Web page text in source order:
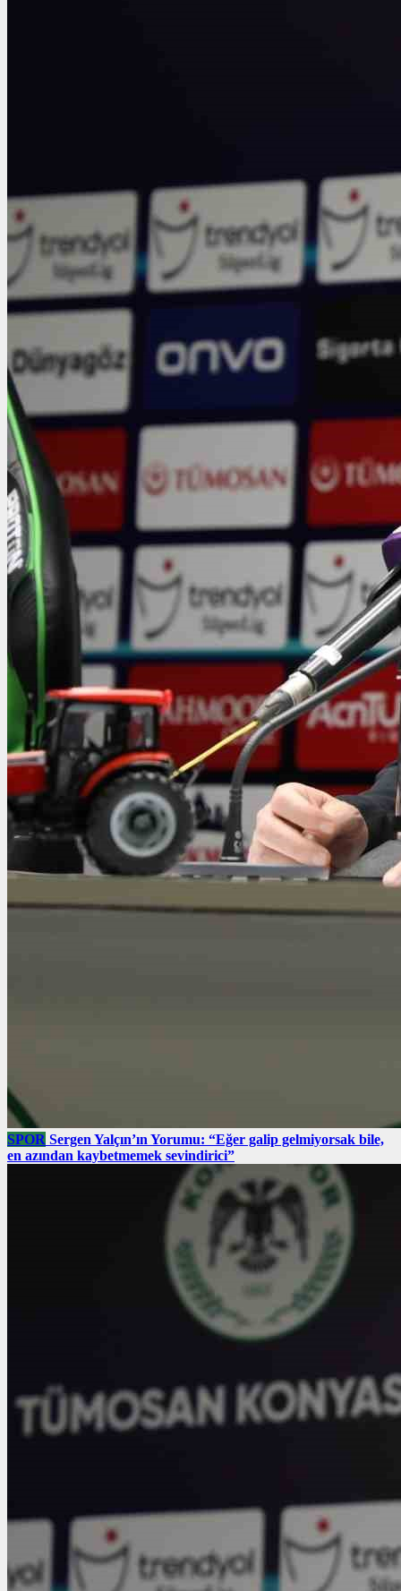
SPOR Sergen Yalçın’ın Yorumu: “Eğer galip gelmiyorsak bile,
en azından kaybetmemek sevindirici”